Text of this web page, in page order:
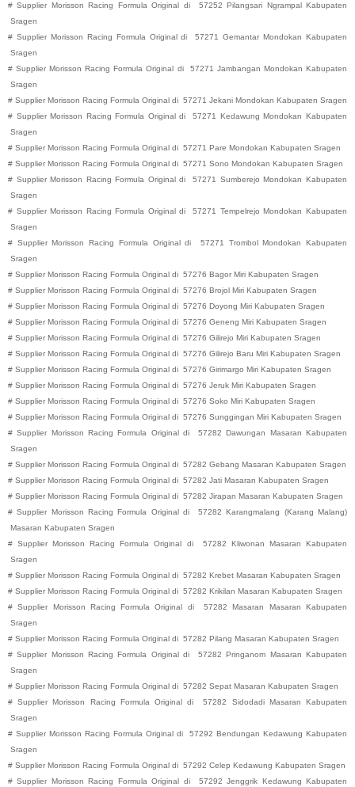
# Supplier Morisson Racing Formula Original di 57252 Pilangsari Ngrampal
Kabupaten
Sragen
# Supplier Morisson Racing Formula Original di 57271 Gemantar Mondokan
Kabupaten
Sragen
# Supplier Morisson Racing Formula Original di 57271 Jambangan Mondokan Kabupaten
Sragen
# Supplier Morisson Racing Formula Original di 57271 Jekani Mondokan Kabupaten Sragen
# Supplier Morisson Racing Formula Original di 57271 Kedawung Mondokan
Kabupaten
Sragen
# Supplier Morisson Racing Formula Original di 57271 Pare Mondokan Kabupaten Sragen
# Supplier Morisson Racing Formula Original di 57271 Sono Mondokan Kabupaten Sragen
# Supplier Morisson Racing Formula Original di 57271 Sumberejo Mondokan
Kabupaten
Sragen
# Supplier Morisson Racing Formula Original di 57271 Tempelrejo Mondokan
Kabupaten
Sragen
# Supplier Morisson Racing Formula Original di 57271 Trombol Mondokan
Kabupaten
Sragen
# Supplier Morisson Racing Formula Original di 57276 Bagor Miri Kabupaten Sragen
# Supplier Morisson Racing Formula Original di 57276 Brojol Miri Kabupaten Sragen
# Supplier Morisson Racing Formula Original di 57276 Doyong Miri Kabupaten Sragen
# Supplier Morisson Racing Formula Original di 57276 Geneng Miri Kabupaten Sragen
# Supplier Morisson Racing Formula Original di 57276 Gilirejo Miri Kabupaten Sragen
# Supplier Morisson Racing Formula Original di 57276 Gilirejo Baru Miri Kabupaten Sragen
# Supplier Morisson Racing Formula Original di 57276 Girimargo Miri Kabupaten Sragen
# Supplier Morisson Racing Formula Original di 57276 Jeruk Miri Kabupaten Sragen
# Supplier Morisson Racing Formula Original di 57276 Soko Miri Kabupaten Sragen
# Supplier Morisson Racing Formula Original di 57276 Sunggingan Miri Kabupaten Sragen
# Supplier Morisson Racing Formula Original di 57282 Dawungan Masaran
Kabupaten
Sragen
# Supplier Morisson Racing Formula Original di 57282 Gebang Masaran Kabupaten Sragen
# Supplier Morisson Racing Formula Original di 57282 Jati Masaran Kabupaten Sragen
# Supplier Morisson Racing Formula Original di 57282 Jirapan Masaran Kabupaten Sragen
# Supplier Morisson Racing Formula Original di 57282
Karangmalang (Karang Malang)
Masaran Kabupaten Sragen
# Supplier Morisson Racing Formula Original di 57282 Kliwonan Masaran
Kabupaten
Sragen
# Supplier Morisson Racing Formula Original di 57282 Krebet Masaran Kabupaten Sragen
# Supplier Morisson Racing Formula Original di 57282 Krikilan Masaran Kabupaten Sragen
# Supplier Morisson Racing Formula Original di 57282 Masaran Masaran
Kabupaten
Sragen
# Supplier Morisson Racing Formula Original di 57282 Pilang Masaran Kabupaten Sragen
# Supplier Morisson Racing Formula Original di 57282 Pringanom Masaran
Kabupaten
Sragen
# Supplier Morisson Racing Formula Original di 57282 Sepat Masaran Kabupaten Sragen
# Supplier Morisson Racing Formula Original di 57282 Sidodadi Masaran
Kabupaten
Sragen
# Supplier Morisson Racing Formula Original di 57292 Bendungan Kedawung Kabupaten
Sragen
# Supplier Morisson Racing Formula Original di 57292 Celep Kedawung Kabupaten Sragen
# Supplier Morisson Racing Formula Original di 57292 Jenggrik Kedawung
Kabupaten